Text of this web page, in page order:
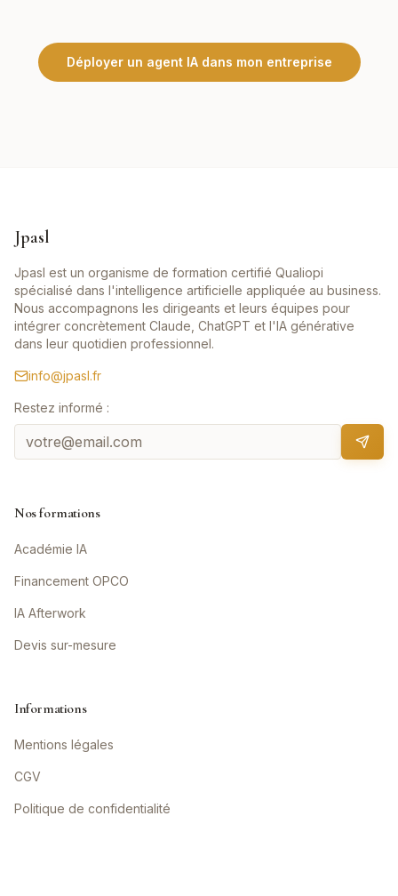
Déployer un agent IA dans mon entreprise
Jpasl
Jpasl est un organisme de formation certifié Qualiopi
spécialisé dans l'intelligence artificielle appliquée au business.
Nous accompagnons les dirigeants et leurs équipes pour
intégrer concrètement Claude, ChatGPT et l'IA générative
dans leur quotidien professionnel.
info@jpasl.fr
Restez informé :
Nos formations
Académie IA
Financement OPCO
IA Afterwork
Devis sur-mesure
Informations
Mentions légales
CGV
Politique de confidentialité